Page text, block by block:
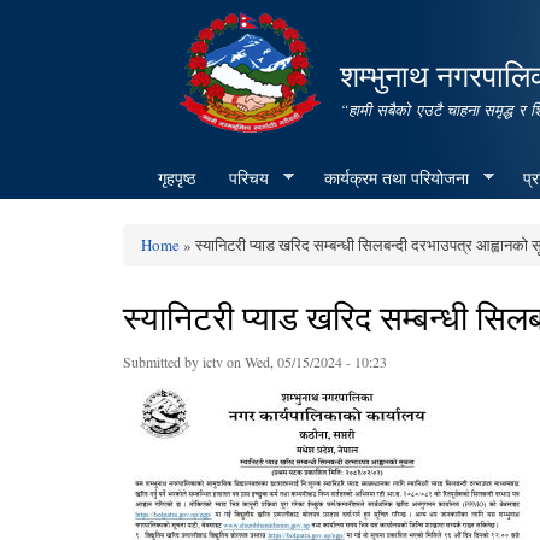
शम्भुनाथ
“हामी सबैको एउटै चाहना समृद्ध र
गृहपृष्ठ परिचय कार्यक्रम तथा परियोजना
Home» स्यानिटरी प्याड खरिद सम्बन्धी सिलबन्दी दरभाउपत्र आह्वानको
स्यानिटरी प्याड खरिद सम्बन्धी
Submitted byictvon Wed, 05/15/2024 - 10:23